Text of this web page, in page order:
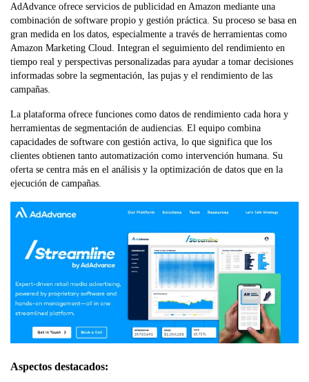
AdAdvance ofrece servicios de publicidad en Amazon mediante una
combinación de software propio y gestión práctica. Su proceso se basa en
gran medida en los datos, especialmente a través de herramientas como
Amazon Marketing Cloud. Integran el seguimiento del rendimiento en
tiempo real y perspectivas personalizadas para ayudar a tomar decisiones
informadas sobre la segmentación, las pujas y el rendimiento de las
campañas.
La plataforma ofrece funciones como datos de rendimiento cada hora y
herramientas de segmentación de audiencias. El equipo combina
capacidades de software con gestión activa, lo que significa que los
clientes obtienen tanto automatización como intervención humana. Su
oferta se centra más en el análisis y la optimización de datos que en la
ejecución de campañas.
Aspectos destacados: